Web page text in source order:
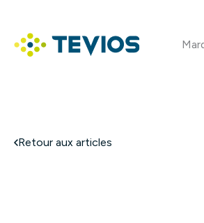
contenu
Retour aux articles